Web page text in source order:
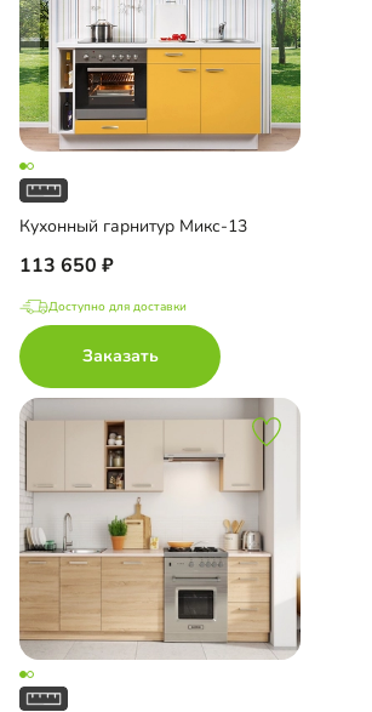
Кухонный гарнитур Микс-13
113 650
Доступно для доставки
Заказать